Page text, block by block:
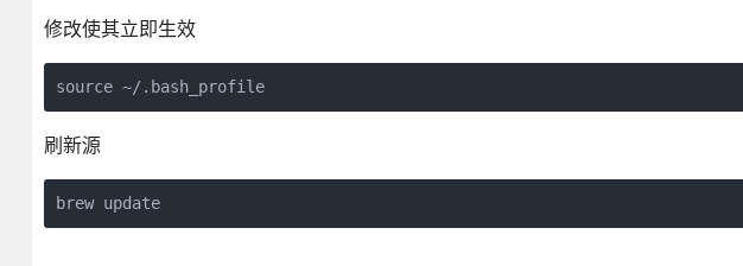
修改使其立即生效
source ~/.bash_profile
刷新源
brew update